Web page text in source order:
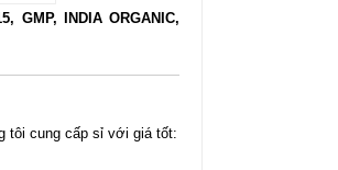
GMP, INDIA ORGANIC,
tôi cung cấp sỉ với giá tốt: